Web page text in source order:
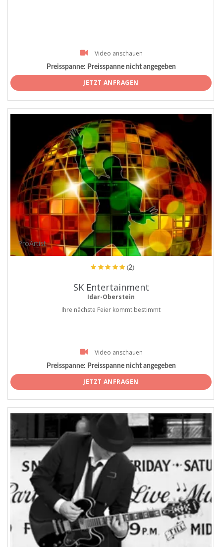
Video anschauen
Preisspanne: Preisspanne nicht angegeben
JETZT ANFRAGEN
ProArtist
(2)
SK Entertainment
Idar-Oberstein
Ihre nächste Feier kommt bestimmt
Video anschauen
Preisspanne: Preisspanne nicht angegeben
JETZT ANFRAGEN